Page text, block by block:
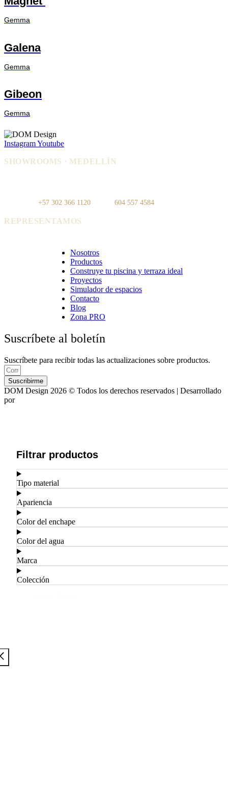
Gemma
Galena
Gemma
Gibeon
Gemma
InstagramYoutube
SHOWROOMS · MEDELLÍN
+57 302 366 1120 604 557 4584
REPRESENTAMOS
Nosotros
Productos
Construye tu piscina y terraza ideal
Proyectos
Simulador de espacios
Contacto
Blog
Zona PRO
Suscríbete al boletín
Suscríbete para recibir todas las actualizaciones sobre productos.
Suscribirme
DOM Design 2026 © Todos los derechos reservados | Desarrollado
por
Filtrar productos
Tipo material
Apariencia
Color del enchape
Color del agua
Marca
Colección